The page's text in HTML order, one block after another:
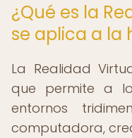
¿Qué es la
se aplica a la
La Realidad
que permite a
entornos
computadora,